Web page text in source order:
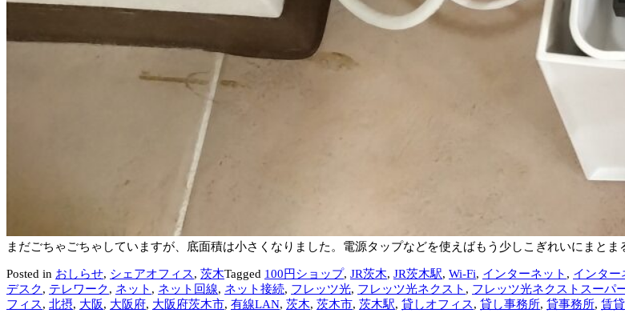
まだごちゃごちゃしていますが、底面積は小さくなりました。電源タップなどを使えばもう少しこぎれいにまとま
Posted in おしらせ, シェアオフィス, 茨木Tagged 100円ショップ, JR茨木, JR茨木駅, Wi-Fi, インターネット , インター
デスク, テレワーク, ネット , ネット回線, ネット接続, フレッツ光, フレッツ光ネクスト , フレッツ光ネクストスーパ
フィス, 北摂, 大阪, 大阪府, 大阪府茨木市, 有線LAN, 茨木, 茨木市, 茨木駅, 貸しオフィス, 貸し事務所, 貸事務所, 賃